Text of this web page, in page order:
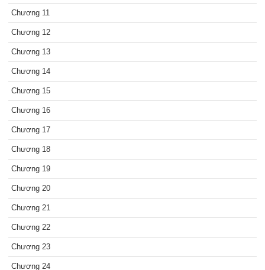
Chương 11
Chương 12
Chương 13
Chương 14
Chương 15
Chương 16
Chương 17
Chương 18
Chương 19
Chương 20
Chương 21
Chương 22
Chương 23
Chương 24